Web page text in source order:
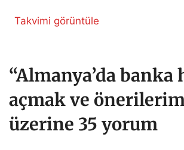
Takvimi görüntüle
“Almanya’da banka
açmak ve
üzerine 35 yorum